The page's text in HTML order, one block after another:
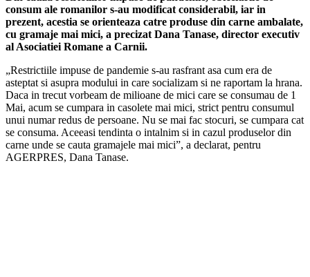
consum ale romanilor s-au modificat considerabil, iar in
prezent, acestia se orienteaza catre produse din carne ambalate,
cu gramaje mai mici, a precizat Dana Tanase, director executiv
al Asociatiei Romane a Carnii.
„Restrictiile impuse de pandemie s-au rasfrant asa cum era de
asteptat si asupra modului in care socializam si ne raportam la hrana.
Daca in trecut vorbeam de milioane de mici care se consumau de 1
Mai, acum se cumpara in casolete mai mici, strict pentru consumul
unui numar redus de persoane. Nu se mai fac stocuri, se cumpara cat
se consuma. Aceeasi tendinta o intalnim si in cazul produselor din
carne unde se cauta gramajele mai mici”, a declarat, pentru
AGERPRES, Dana Tanase.